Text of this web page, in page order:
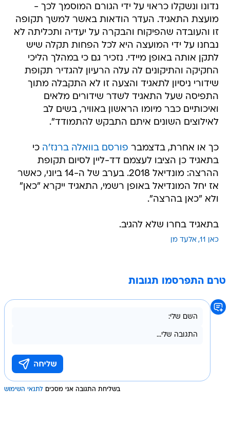
נדונו ונשקלו כראוי על ידי הגורם המוסמך לכך -
מועצת התאגיד. העדר הודאות באשר למשך תקופה
זו והעובדה שהפיקוח והבקרה על יעדיה ותכליתה לא
נבחנו על ידי המועצה היא לכל הפחות תקלה שיש
לתקן אותה באופן מיידי. נזכיר גם כי במהלך הליכי
החקיקה והתיקונים לה עלה הרעיון להגדיר תקופת
שידורי ניסיון לתאגיד והצעה זו לא התקבלה מתוך
התפיסה שעל התאגיד לשדר שידורים מלאים
ואיכותיים כבר מיומו הראשון באוויר, בשים לב
לאילוצים השונים איתם התבקש להתמודד".
כך או אחרת, בדצמבר פורסם בוואלה ברנז'ה כי
בתאגיד כן הציבו לעצמם דד-ליין לסיום תקופת
ההרצה: מונדיאל 2018. בערב של ה-14 ביוני, כאשר
אז יחל המונדיאל באופן רשמי, התאגיד ייקרא "כאן"
ולא "כאן בהרצה".
בתאגיד בחרו שלא להגיב.
כאן 11 אלעד מן
טרם התפרסמו תגובות
בשליחת התגובה אני מסכים לתנאי השימוש